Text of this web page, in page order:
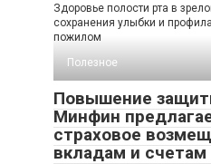
Здоровье полости рта в
сохранения улыбки и
пожилом
Полезное
Повышение
Минфин
страховое
вкладам и счетам